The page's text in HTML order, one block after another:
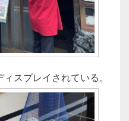
スプレイされている。